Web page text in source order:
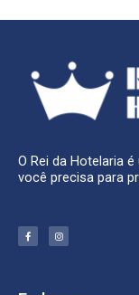
O Rei da Hotelaria
você precisa para
F
a
c
I
n
s